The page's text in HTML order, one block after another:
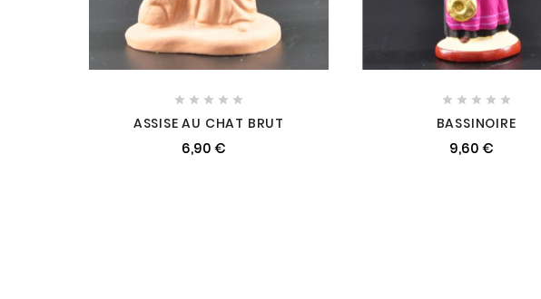
    
ASSISE AU CHAT BRUT
6,90 €
    
BASSINOIRE
9,60 €